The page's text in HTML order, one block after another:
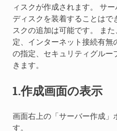
ィスクが作成されます。 サ
ディスクを装着することはで
スクの追加は可能です。 ま
定、インターネット接続有無
の指定、セキュリティグルー
きます。
1.作成画面の表示
画面右上の「サーバー作成」
す。